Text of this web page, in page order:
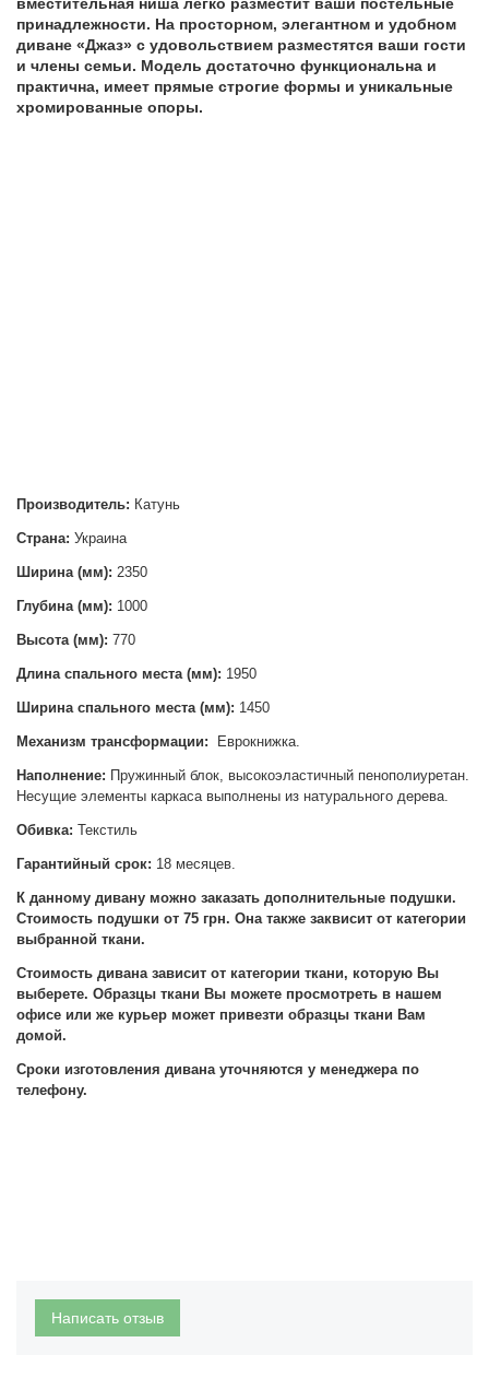
принадлежности. На просторном, элегантном и удобном
диване «Джаз» с удовольствием разместятся ваши гости
и члены семьи. Модель достаточно функциональна и
практична, имеет прямые строгие формы и уникальные
хромированные опоры.
Производитель: Катунь
Страна: Украина
Ширина (мм): 2350
Глубина (мм): 1000
Высота (мм): 770
Длина спального места (мм): 1950
Ширина спального места (мм): 1450
Механизм трансформации: Еврокнижка.
Наполнение: Пружинный блок, высокоэластичный пенополиуретан.
Несущие элементы каркаса выполнены из натурального дерева.
Обивка: Текстиль
Гарантийный срок: 18 месяцев.
К данному дивану можно заказать дополнительные подушки.
Стоимость подушки от 75 грн. Она также заквисит от категории
выбранной ткани.
Стоимость дивана зависит от категории ткани, которую Вы
выберете. Образцы ткани Вы можете просмотреть в нашем
офисе или же курьер может привезти образцы ткани Вам
домой.
Сроки изготовления дивана уточняются у менеджера по
телефону.
Написать отзыв